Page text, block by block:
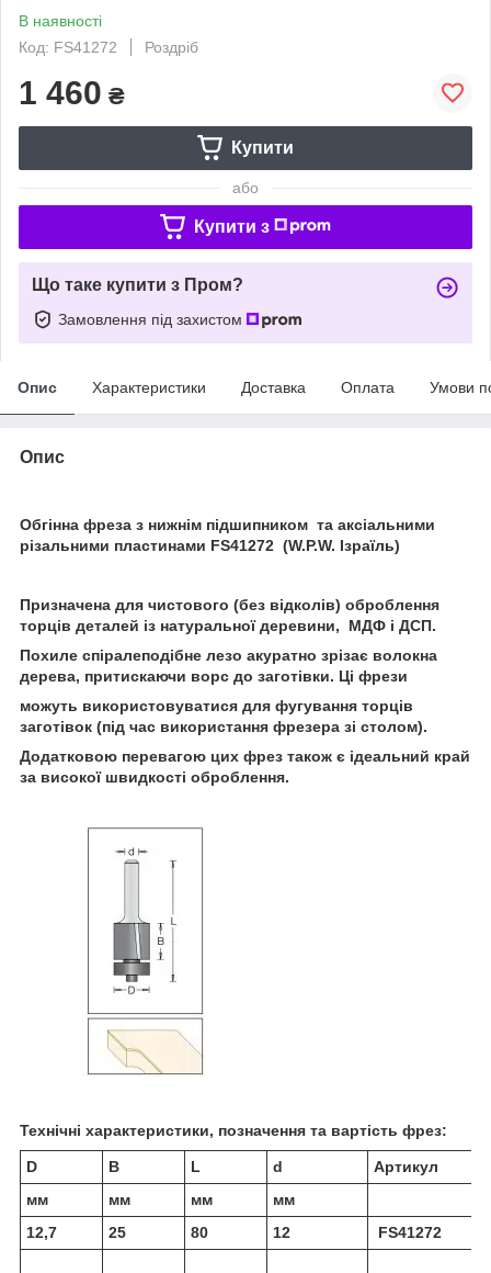
В наявності
Код: FS41272
Роздріб
1 460 ₴
Купити
або
Купити з
Що таке купити з Пром?
Замовлення під захистом
Опис Характеристики Доставка Оплата Умови
Опис
Обгінна фреза з нижнім підшипником та аксіальними
різальними пластинами FS41272 (W.P.W. Ізраїль)
Призначена для чистового (без відколів) оброблення
торців деталей із натуральної деревини, МДФ і ДСП.
Похиле спіралеподібне лезо акуратно зрізає волокна
дерева, притискаючи ворс до заготівки. Ці фрези
можуть використовуватися для фугування торців
заготівок (під час використання фрезера зі столом).
Додатковою перевагою цих фрез також є ідеальний край
за високої швидкості оброблення.
Технічні характеристики, позначення та вартість фрез:
D В L d
Артикул
мм
мм мм
мм
12,7
25 80 12 FS41272